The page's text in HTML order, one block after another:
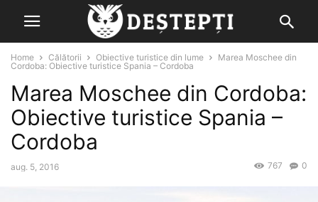
Home Călătorii Obiective turistice din lume
Marea Moschee din
Cordoba: Obiective turistice Spania – Cordoba
Marea Moschee din Cordoba:
Obiective turistice Spania –
Cordoba
aug. 5, 2016 0
767